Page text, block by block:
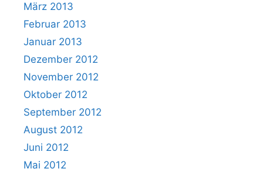
März 2013
Februar 2013
Januar 2013
Dezember 2012
November 2012
Oktober 2012
September 2012
August 2012
Juni 2012
Mai 2012